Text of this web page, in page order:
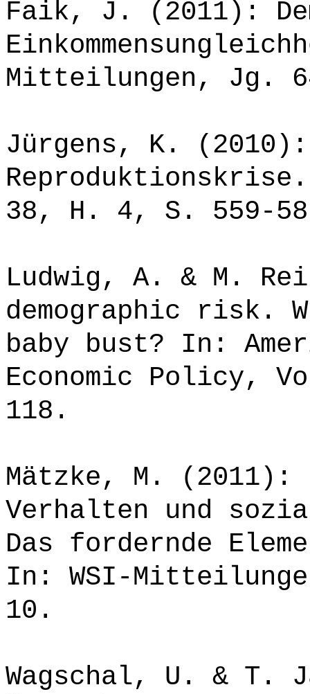
Faik, J. (2011):
Mitteilungen, Jg.
Jürgens, K.
38, H. 4, S. 559-
Ludwig, A. & M.
demographic risk.
baby bust? In:
Economic Policy,
118.
Mätzke, M.
Verhalten und
Das fordernde
In: WSI-
10.
Wagschal, U. & T.